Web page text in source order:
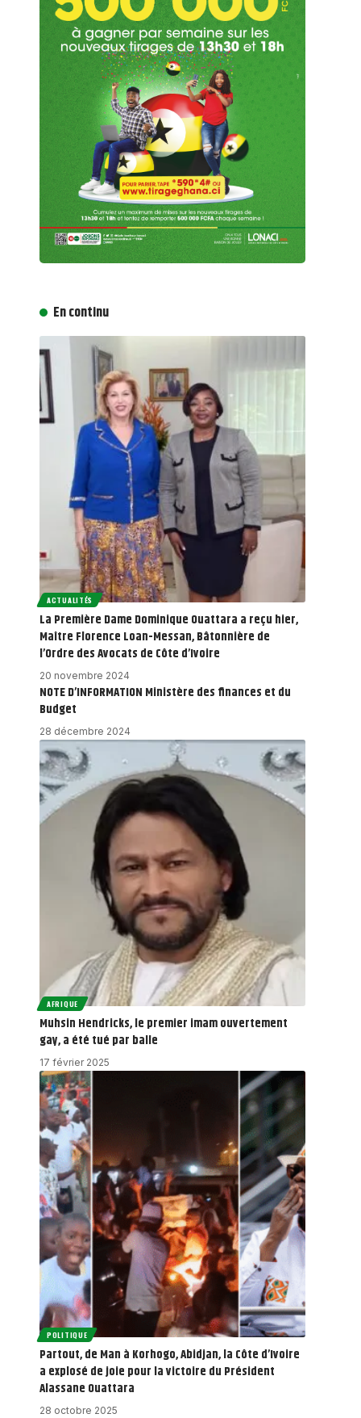
En continu
ACTUALITÉS
La Première Dame Dominique Ouattara a reçu hier,
Maître Florence Loan-Messan, Bâtonnière de
l’Ordre des Avocats de Côte d’Ivoire
20 novembre 2024
NOTE D’INFORMATION Ministère des finances et du
Budget
28 décembre 2024
AFRIQUE
Muhsin Hendricks, le premier imam ouvertement
gay, a été tué par balle
17 février 2025
POLITIQUE
Partout, de Man à Korhogo, Abidjan, la Côte d’Ivoire
a explosé de joie pour la victoire du Président
Alassane Ouattara
28 octobre 2025